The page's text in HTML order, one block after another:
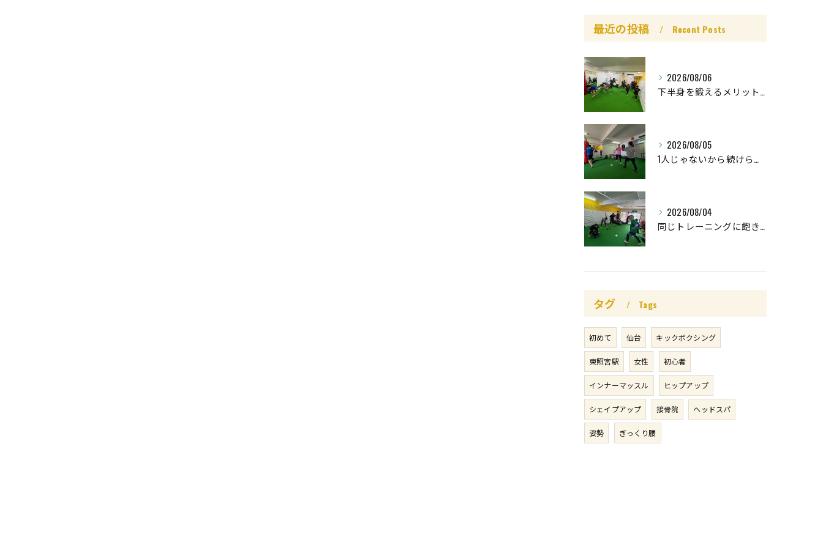
最近の投稿 Recent Posts
2026/08/06
下半身を鍛えるメリットはたくさん🤩
2026/08/05
1人じゃないから続けられる👌
2026/08/04
同じトレーニングに飽きていませんか🚨⁉️
タグ Tags
初めて 仙台 キックボクシング
東照宮駅 女性 初心者
インナーマッスル ヒップアップ
シェイプアップ 接骨院 ヘッドスパ
姿勢 ぎっくり腰